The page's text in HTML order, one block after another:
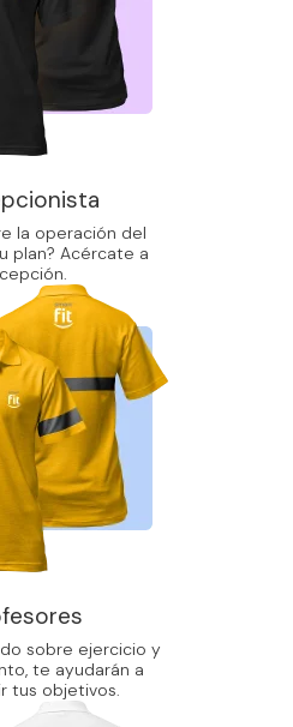
la operación del
plan? Acércate a
sobre ejercicio y
te ayudarán a
tus objetivos.